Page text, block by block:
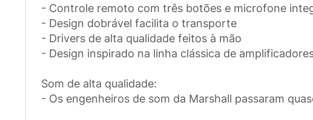
- Controle remoto com três botões e microfone
- Design dobrável facilita o transporte
- Drivers de alta qualidade feitos à mão
- Design inspirado na linha clássica de
Som de alta qualidade:
- Os engenheiros de som da Marshall passaram